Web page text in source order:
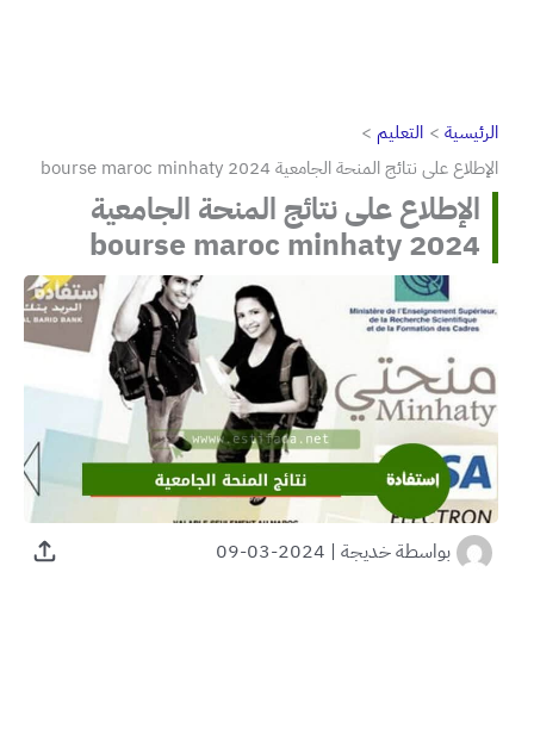
الرئيسية
التعليم
الإطلاع على نتائج المنحة الجامعية 2024 bourse maroc minhaty
الإطلاع على نتائج المنحة الجامعية
2024 bourse maroc minhaty
بواسطةخديجة |
2024-03-09